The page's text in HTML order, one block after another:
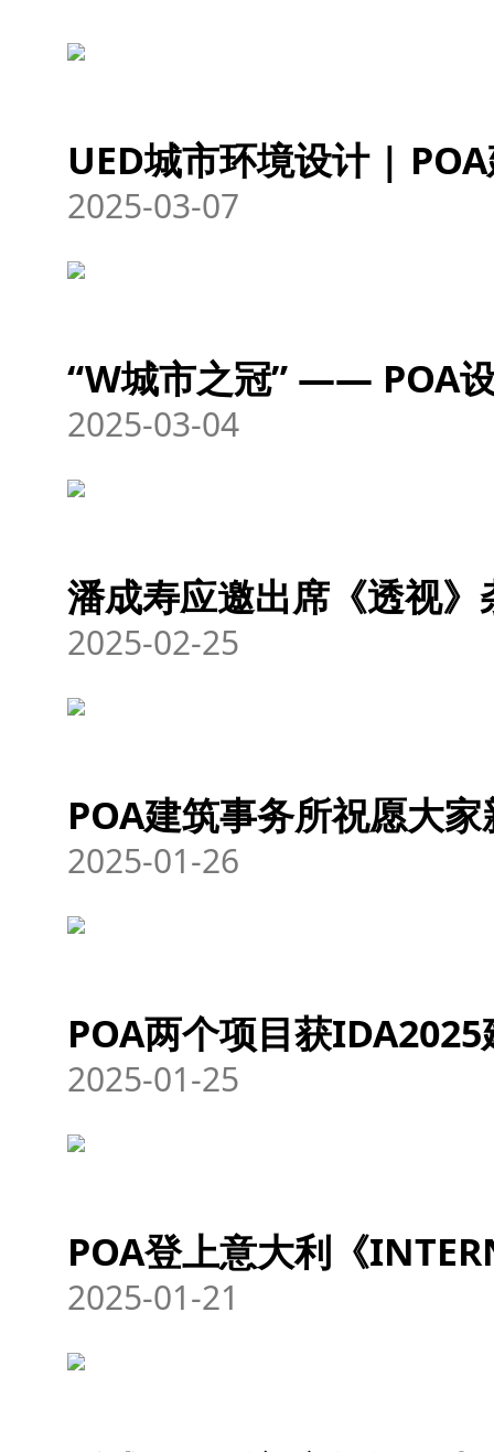
UED城市环境设计 |
2025-03-07
“W城市之冠” —— POA
2025-03-04
潘成寿应邀出席《透视》
2025-02-25
POA建筑事务所祝愿大
2025-01-26
POA两个项目获
2025-01-25
POA登上意大利《
2025-01-21